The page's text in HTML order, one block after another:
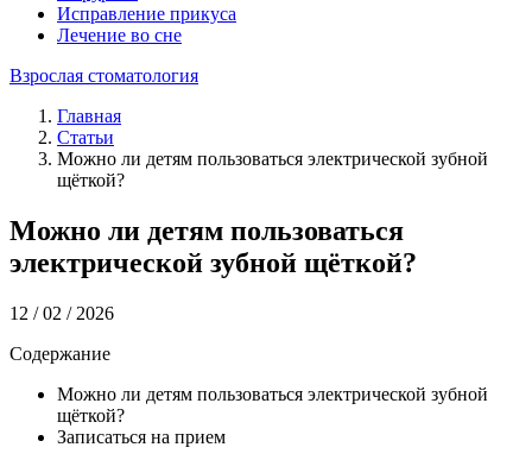
Исправление прикуса
Лечение во сне
Взрослая стоматология
Главная
Статьи
Можно ли детям пользоваться электрической зубной
щёткой?
Можно ли детям пользоваться
электрической зубной щёткой?
12 / 02 / 2026
Содержание
Можно ли детям пользоваться электрической зубной
щёткой?
Записаться на прием